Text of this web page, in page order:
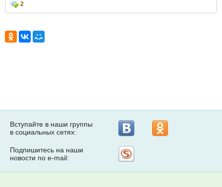
2
Вступайте в наши группы
в социальных сетях:
Подпишитесь на наши
новости по e-mail: